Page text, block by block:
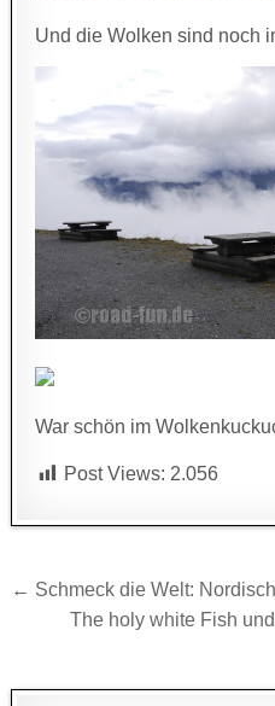
Und die Wolken sind noch
War schön im
Post Views: 2.056
← Schmeck die Welt:
The holy white Fish